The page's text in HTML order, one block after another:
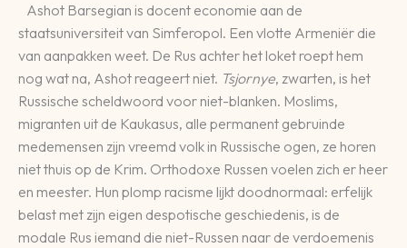
Ashot Barsegian is docent economie aan de
staatsuniversiteit van Simferopol. Een vlotte Armeniër die
van aanpakken weet. De Rus achter het loket roept hem
nog wat na, Ashot reageert niet. Tsjornye, zwarten, is het
Russische scheldwoord voor niet-blanken. Moslims,
migranten uit de Kaukasus, alle permanent gebruinde
medemensen zijn vreemd volk in Russische ogen, ze horen
niet thuis op de Krim. Orthodoxe Russen voelen zich er heer
en meester. Hun plomp racisme lijkt doodnormaal: erfelijk
belast met zijn eigen despotische geschiedenis, is de
modale Rus iemand die niet-Russen naar de verdoemenis